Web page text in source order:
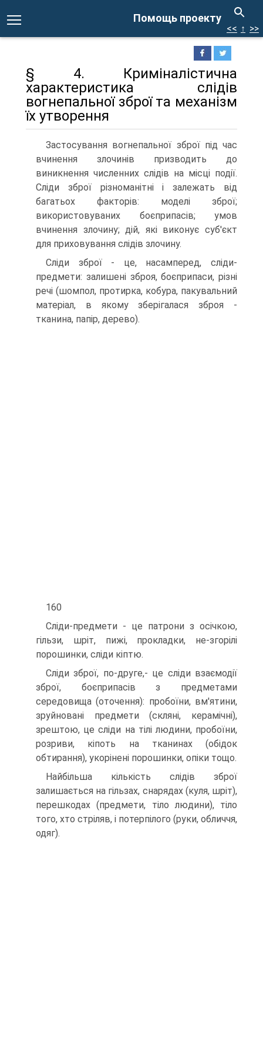
Помощь проекту
<< ↑ >>
§ 4. Криміналістична
характеристика слідів
вогнепальної зброї та механізм
їх утворення
Застосування вогнепальної зброї під час
вчинення злочинів призводить до
виникнення численних слідів на місці події.
Сліди зброї різноманітні і залежать від
багатьох факторів: моделі зброї;
використовуваних боєприпасів; умов
вчинення злочину; дій, які виконує суб'єкт
для приховування слідів злочину.
Сліди зброї - це, насамперед, сліди-
предмети: залишені зброя, боєприпаси, різні
речі (шомпол, протирка, кобура, пакувальний
матеріал, в якому зберігалася зброя -
тканина, папір, дерево).
160
Сліди-предмети - це патрони з осічкою,
гільзи, шріт, пижі, прокладки, не-згорілі
порошинки, сліди кіптю.
Сліди зброї, по-друге,- це сліди взаємодії
зброї, боєприпасів з предметами
середовища (оточення): пробоїни, вм'ятини,
зруйновані предмети (скляні, керамічні),
зрештою, це сліди на тілі людини, пробоїни,
розриви, кіпоть на тканинах (обідок
обтирання), укорінені порошинки, опіки тощо.
Найбільша кількість слідів зброї
залишається на гільзах, снарядах (куля, шріт),
перешкодах (предмети, тіло людини), тіло
того, хто стріляв, і потерпілого (руки, обличчя,
одяг).